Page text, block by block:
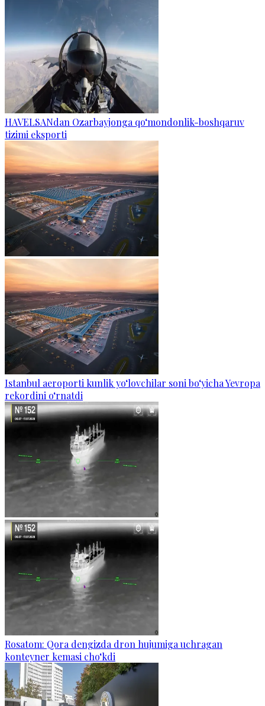
HAVELSANdan Ozarbayjonga qo‘mondonlik-boshqaruv
tizimi eksporti
Istanbul aeroporti kunlik yo‘lovchilar soni bo‘yicha Yevropa
rekordini o‘rnatdi
Rosatom: Qora dengizda dron hujumiga uchragan
konteyner kemasi cho‘kdi